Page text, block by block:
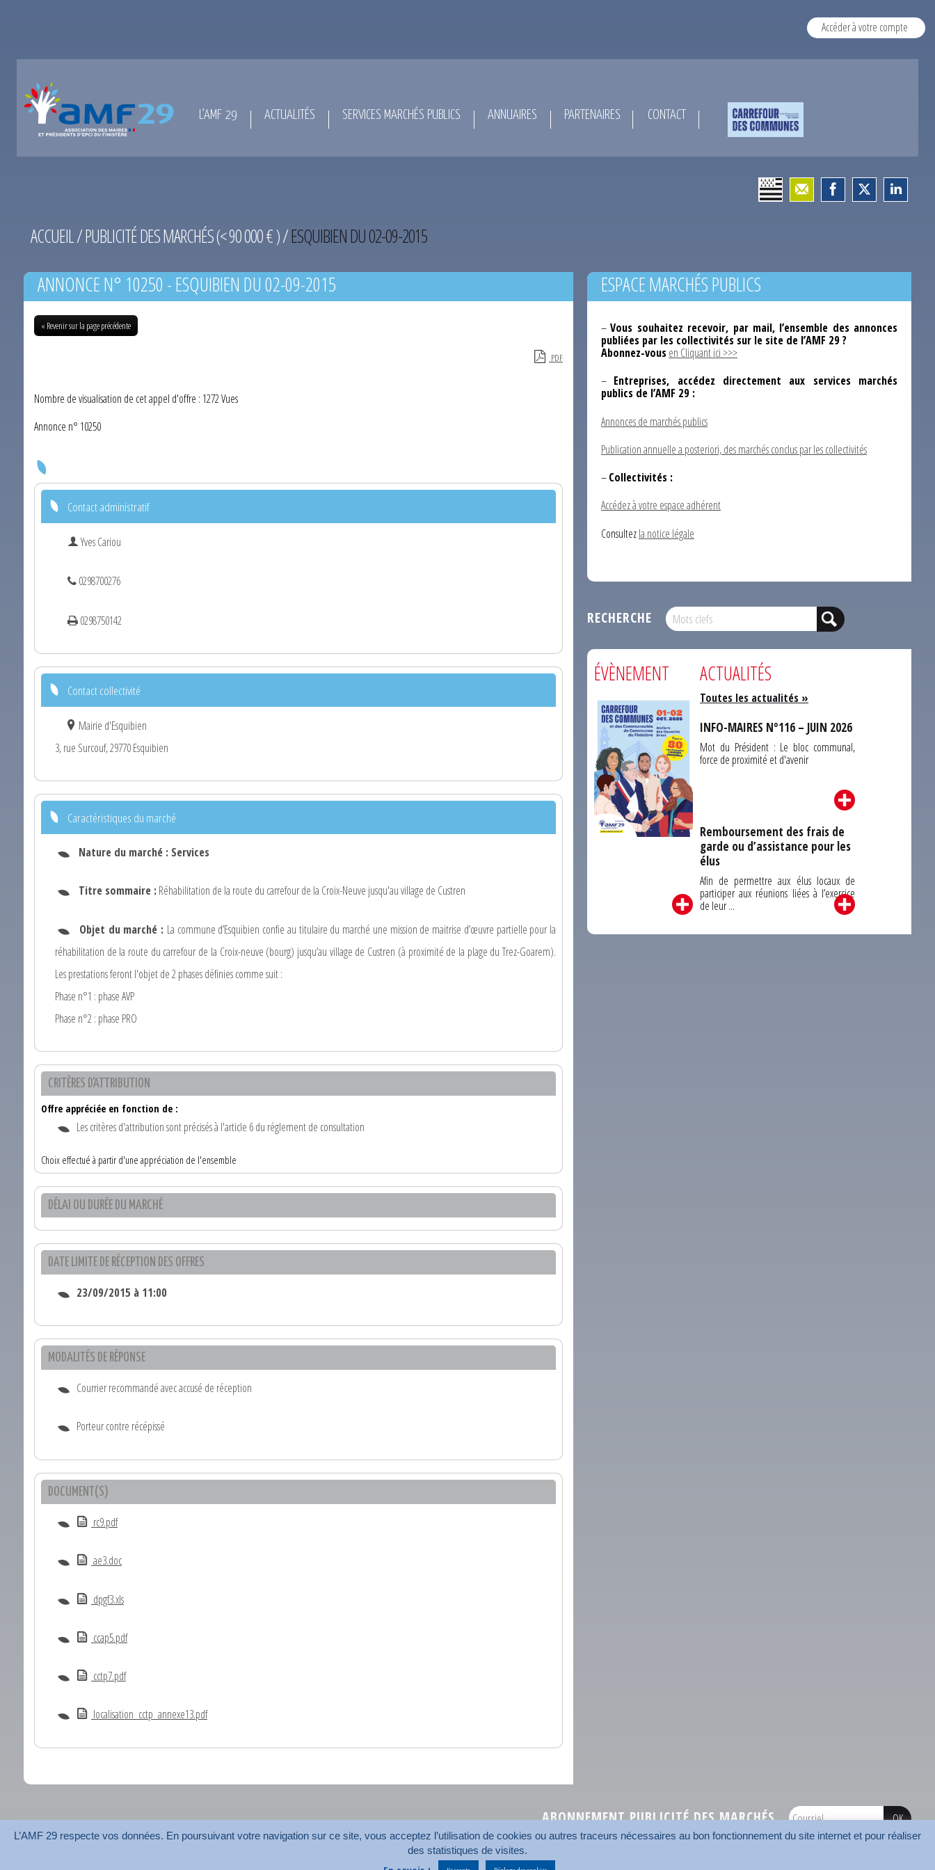
Accéder à votre compte
L’AMF 29 ACTUALITÉS SERVICES MARCHÉS PUBLICS ANNUAIRES PARTENAIRES CONTACT
ACCUEIL/PUBLICITÉ DES MARCHÉS (< 90 000 € )/ESQUIBIEN DU 02-09-2015
ANNONCE N° 10250 - ESQUIBIEN DU 02-09-2015
« Revenir sur la page précédente
PDF
Nombre de visualisation de cet appel d'offre : 1272 Vues
Annonce n° 10250
Contact administratif
Yves Cariou
0298700276
0298750142
Contact collectivité
Mairie d'Esquibien
3, rue Surcouf, 29770 Esquibien
Caractéristiques du marché
Nature du marché : Services
Titre sommaire : Réhabilitation de la route du carrefour de la Croix-Neuve jusqu'au village de Custren
Objet du marché : La commune d’Esquibien confie au titulaire du marché une mission de maitrise d’œuvre partielle pour la
réhabilitation de la route du carrefour de la Croix-neuve (bourg) jusqu’au village de Custren (à proximité de la plage du Trez-Goarem).
Les prestations feront l'objet de 2 phases définies comme suit :
Phase n°1 : phase AVP
Phase n°2 : phase PRO
CRITÈRES D'ATTRIBUTION
Offre appréciée en fonction de :
Les critères d'attribution sont précisés à l'article 6 du réglement de consultation
Choix effectué à partir d'une appréciation de l'ensemble
DÉLAI OU DURÉE DU MARCHÉ
DATE LIMITE DE RÉCEPTION DES OFFRES
23/09/2015 à 11:00
MODALITÉS DE RÉPONSE
Courrier recommandé avec accusé de réception
Porteur contre récépissé
DOCUMENT(S)
rc9.pdf
ae3.doc
dpgf3.xls
ccap5.pdf
cctp7.pdf
localisation_cctp_annexe13.pdf
ESPACE MARCHÉS PUBLICS
–Vous souhaitez recevoir, par mail, l’ensemble des annonces
publiées par les collectivités sur le site de l’AMF 29 ?
Abonnez-vousen Cliquant ici >>>
– Entreprises, accédez directement aux services marchés
publics de l’AMF 29 :
Annonces de marchés publics
Publication annuelle a posteriori, des marchés conclus par les collectivités
–Collectivités :
Accédez à votre espace adhérent
Consultezla notice légale
RECHERCHE
ÉVÈNEMENT ACTUALITÉS
Toutes les actualités »
INFO-MAIRES N°116 – JUIN 2026
Mot du Président : Le bloc communal,
force de proximité et d'avenir
Remboursement des frais de
garde ou d’assistance pour les
élus
Afin de permettre aux élus locaux de
participer aux réunions liées à l’exercice
de leur ...
ABONNEMENT PUBLICITÉ DES MARCHÉS
Plan du site
L’AMF 29 respecte vos données. En poursuivant votre navigation sur ce site, vous acceptez l’utilisation de cookies ou autres traceurs nécessaires au bon fonctionnement du site internet et pour réaliser
des statistiques de visites.